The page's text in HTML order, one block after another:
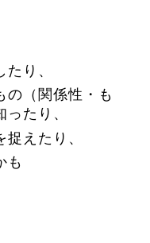
り、
の（関係性・も
たり、
えたり、
も